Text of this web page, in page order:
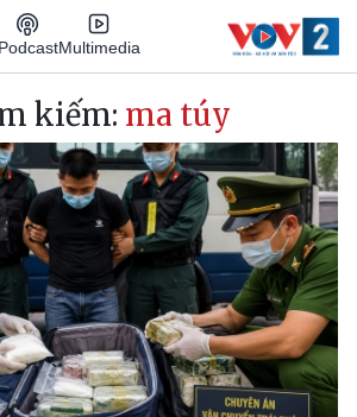
Multimedia
kiếm: ma túy